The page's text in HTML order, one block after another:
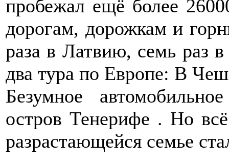
пробежал ещё более
дорогам, дорожкам и
раза в Латвию, семь раз
два тура по Европе: В
Безумное
остров Тенерифе . Но
разрастающейся семье